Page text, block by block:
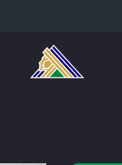
«Восток»